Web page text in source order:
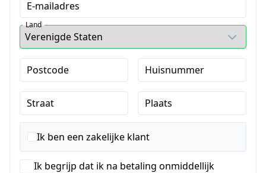
E-mailadres
Land
Postcode Huisnummer
Straat Plaats
Ik ben een zakelijke klant
Ik begrijp dat ik na betaling onmiddellijk